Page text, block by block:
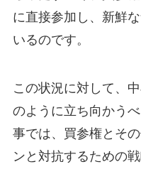
に直接参加し、新鮮
いるのです。
この状況に対して、
のように立ち向かう
事では、買参権とそ
ンと対抗するための